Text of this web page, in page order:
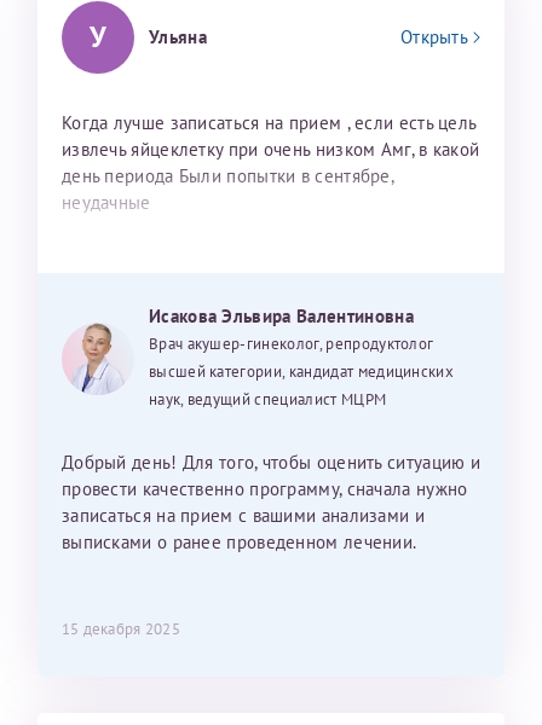
У Ульяна Открыть
Когда лучше записаться на прием , если есть цель
извлечь яйцеклетку при очень низком Амг, в какой
день периода Были попытки в сентябре,
неудачные
Исакова Эльвира Валентиновна
Врач акушер-гинеколог, репродуктолог
высшей категории, кандидат медицинских
наук, ведущий специалист МЦРМ
Добрый день! Для того, чтобы оценить ситуацию и
провести качественно программу, сначала нужно
записаться на прием с вашими анализами и
выписками о ранее проведенном лечении.
15 декабря 2025